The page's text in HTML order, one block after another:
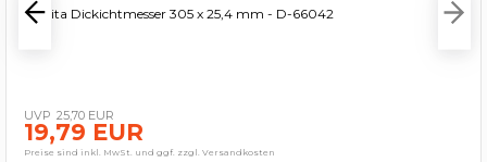
Makita Dickichtmesser 305 x 25,4 mm - D-66042
25,70 EUR
19,79 EUR
Preise sind inkl. MwSt. und ggf. zzgl. Versandkosten